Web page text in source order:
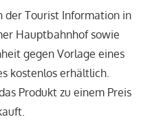
Tourist Information in
Hauptbahnhof sowie
gegen Vorlage eines
kostenlos erhältlich.
Produkt zu einem Preis